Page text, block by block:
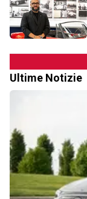
Ultime Notizie